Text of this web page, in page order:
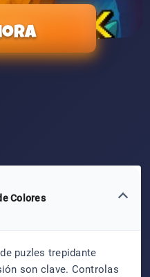
Colores
puzles trepidante
son clave. Controlas